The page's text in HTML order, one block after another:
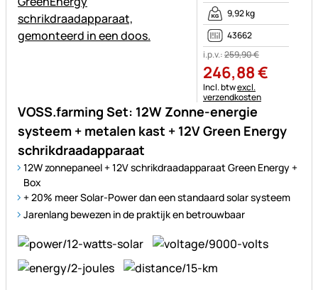
VOSS.farming Set: 12W Zonne-energie
systeem + metalen kast + 12V Green Energy
schrikdraadapparaat
12W zonnepaneel + 12V schrikdraadapparaat Green Energy +
Box
+ 20% meer Solar-Power dan een standaard solar systeem
Jarenlang bewezen in de praktijk en betrouwbaar
9,92 kg
43662
i.p.v.:259,90€
246,88€
Belastinginformatie:
Incl. btwexcl.
verzendkosten